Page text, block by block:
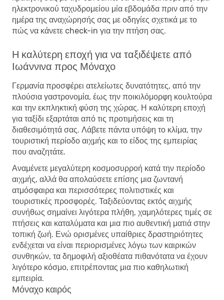
ηλεκτρονικού ταχυδρομείου μία εβδομάδα πριν από την
ημέρα της αναχώρησής σας με οδηγίες σχετικά με το
πώς να κάνετε check-in για την πτήση σας.
Η καλύτερη εποχή για να ταξιδέψετε από
Ιωάννινα προς Μόναχο
Γερμανία προσφέρει ατελείωτες δυνατότητες, από την
πλούσια γαστρονομία, έως την ποικιλόμορφη κουλτούρα
και την εκπληκτική φύση της χώρας. Η καλύτερη εποχή
για ταξίδι εξαρτάται από τις προτιμήσεις και τη
διαθεσιμότητά σας. Λάβετε πάντα υπόψη το κλίμα, την
τουριστική περίοδο αιχμής και το είδος της εμπειρίας
που αναζητάτε.
Αναμένετε μεγαλύτερη κοσμοσυρροή κατά την περίοδο
αιχμής, αλλά θα απολαύσετε επίσης μια ζωντανή
ατμόσφαιρα και περισσότερες πολιτιστικές και
τουριστικές προσφορές. Ταξιδεύοντας εκτός αιχμής
συνήθως σημαίνει λιγότερα πλήθη, χαμηλότερες τιμές σε
πτήσεις και καταλύματα και μια πιο αυθεντική ματιά στην
τοπική ζωή. Ενώ ορισμένες υπαίθριες δραστηριότητες
ενδέχεται να είναι περιορισμένες λόγω των καιρικών
συνθηκών, τα δημοφιλή αξιοθέατα πιθανότατα να έχουν
λιγότερο κόσμο, επιτρέποντας μια πιο καθηλωτική
εμπειρία.
Μόναχο καιρός